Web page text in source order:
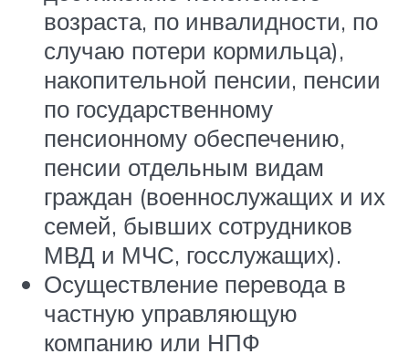
возраста, по инвалидности, по
случаю потери кормильца),
накопительной пенсии, пенсии
по государственному
пенсионному обеспечению,
пенсии отдельным видам
граждан (военнослужащих и их
семей, бывших сотрудников
МВД и МЧС, госслужащих).
Осуществление перевода в
частную управляющую
компанию или НПФ